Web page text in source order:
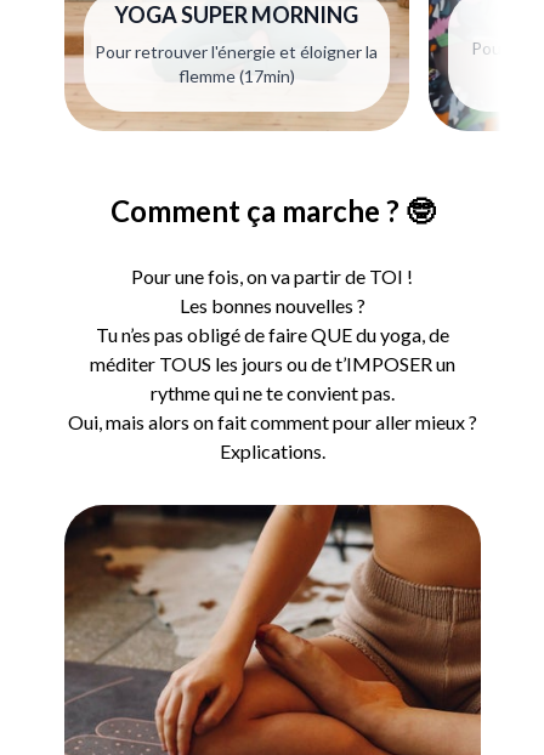
YOGA SUPER MORNING
Pour retrouver l'énergie et éloigner la
flemme (17min)
Pour
Comment ça marche ? 🤓
Pour une fois, on va partir de TOI !
Les bonnes nouvelles ?
Tu n’es pas obligé de faire QUE du yoga, de
méditer TOUS les jours ou de t’IMPOSER un
rythme qui ne te convient pas.
Oui, mais alors on fait comment pour aller mieux ?
Explications.